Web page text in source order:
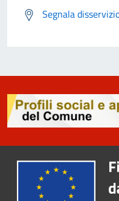
Segnala